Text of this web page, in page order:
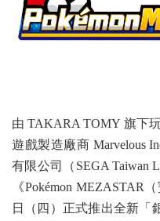
由 TAKARA TOMY 旗下
遊戲製造廠商 Marvelous
有限公司（SEGA Taiwan
《Pokémon MEZASTAR
日（四）正式推出全新「